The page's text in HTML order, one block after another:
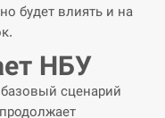
будет влиять и на
НБУ
сценарий